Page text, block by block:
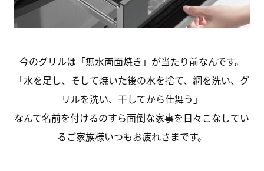
今のグリルは「無水両面焼き」が当たり前なんです。
「水を足し、そして焼いた後の水を捨て、網を洗い、グ
リルを洗い、干してから仕舞う」
なんて名前を付けるのすら面倒な家事を日々こなしてい
るご家族様いつもお疲れさまです。